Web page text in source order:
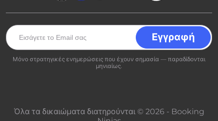
Μόνο στρατηγικές ενημερώσεις που έχουν σημασία — παραδίδονται
μηνιαίως.
Όλα τα δικαιώματα διατηρούνται © 2026 - Booking